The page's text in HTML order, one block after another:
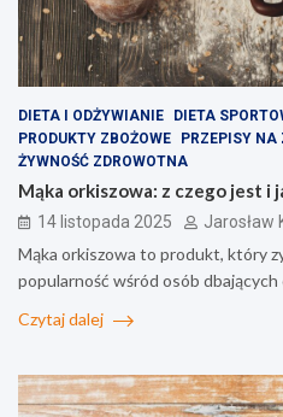
DIETA I ODŻYWIANIE DIETA
PRODUKTY ZBOŻOWE
PRZEPISY NA
ŻYWNOŚĆ ZDROWOTNA
Mąka orkiszowa: z czego jest i
14 listopada 2025 Jarosław
Mąka orkiszowa to produkt, który
popularność wśród osób
Czytaj dalej